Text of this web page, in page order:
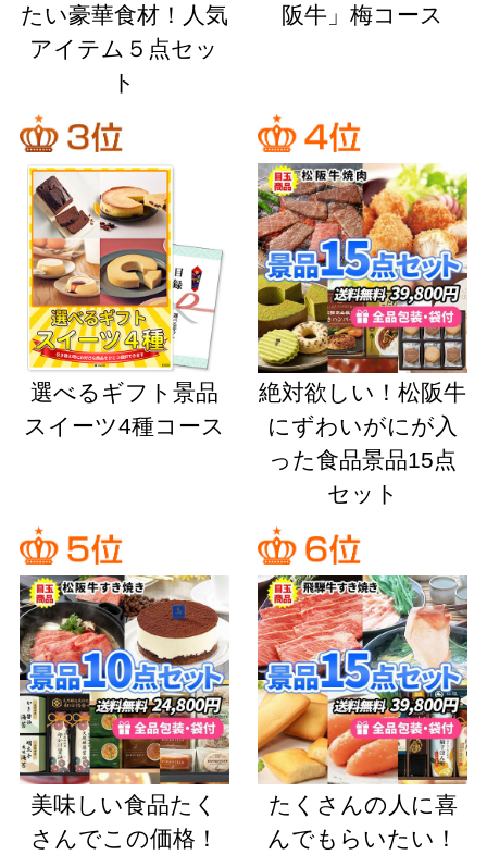
たい豪華食材！人気
アイテム５点セッ
ト
阪牛」梅コース
選べるギフト景品
スイーツ4種コース
絶対欲しい！松阪牛
にずわいがにが入
った食品景品15点
セット
美味しい食品たく
さんでこの価格！
たくさんの人に喜
んでもらいたい！